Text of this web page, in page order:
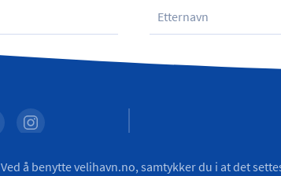
Ved å benytte velihavn.no, samtykker du i at det